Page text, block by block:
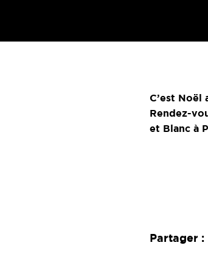
C’est Noël
Rendez-
et Blanc à
Partager :